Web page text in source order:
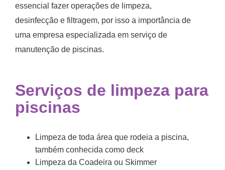
essencial fazer operações de limpeza,
desinfecção e filtragem, por isso a importância de
uma empresa especializada em serviço de
manutenção de piscinas.
Serviços de limpeza para
piscinas
Limpeza de toda área que rodeia a piscina,
também conhecida como deck
Limpeza da Coadeira ou Skimmer